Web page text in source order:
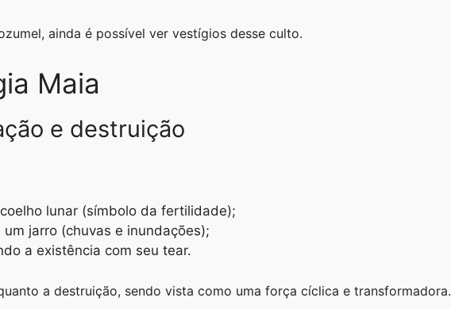
ainda é possível ver vestígios desse culto.
Maia
e destruição
lunar (símbolo da fertilidade);
jarro (chuvas e inundações);
a existência com seu tear.
a destruição, sendo vista como uma força cíclica e transformadora.